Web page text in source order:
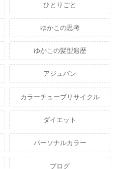
ひとりごと
ゆかこの思考
ゆかこの髪型遍歴
アジュバン
カラーチューブリサイクル
ダイエット
パーソナルカラー
ブログ